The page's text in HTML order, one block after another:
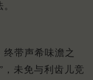
带声希味澹之
未免与利齿儿竞